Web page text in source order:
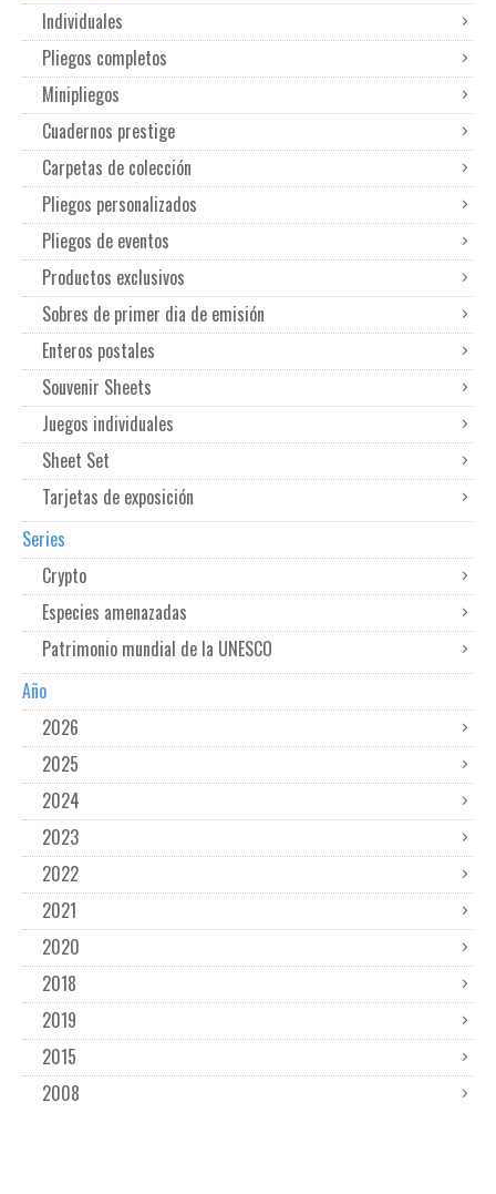
Individuales
Pliegos completos
Minipliegos
Cuadernos prestige
Carpetas de colección
Pliegos personalizados
Pliegos de eventos
Productos exclusivos
Sobres de primer dia de emisión
Enteros postales
Souvenir Sheets
Juegos individuales
Sheet Set
Tarjetas de exposición
Series
Crypto
Especies amenazadas
Patrimonio mundial de la UNESCO
Año
2026
2025
2024
2023
2022
2021
2020
2018
2019
2015
2008